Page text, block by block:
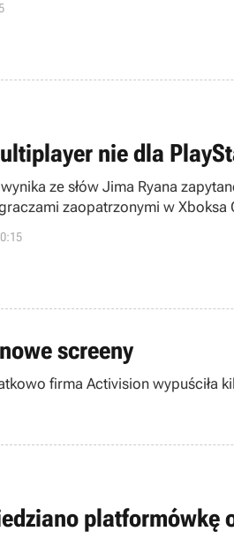
nie dla
ze słów Jima Ryana
zaopatrzonymi w
dzieci w sieci.
screeny
firma Activision wypuściła
platformówkę